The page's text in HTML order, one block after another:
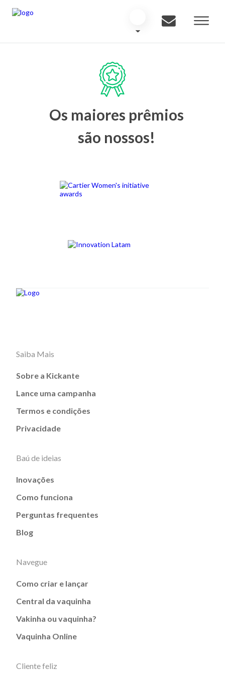
Os maiores prêmios
são nossos!
Saiba Mais
Sobre a Kickante
Lance uma campanha
Termos e condições
Privacidade
Baú de ideias
Inovações
Como funciona
Perguntas frequentes
Blog
Navegue
Como criar e lançar
Central da vaquinha
Vakinha ou vaquinha?
Vaquinha Online
Cliente feliz